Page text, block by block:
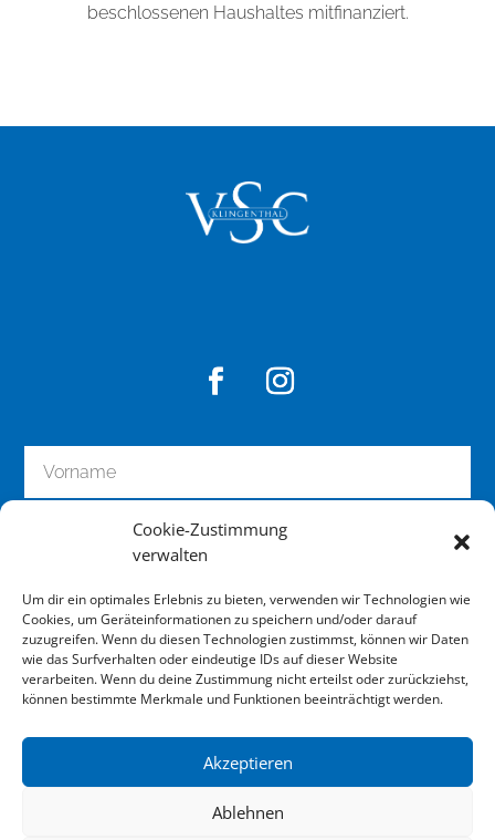
Cookie-Zustimmung
verwalten
Um dir ein optimales Erlebnis zu bieten, verwenden wir Technologien wie
Cookies, um Geräteinformationen zu speichern und/oder darauf
zuzugreifen. Wenn du diesen Technologien zustimmst, können wir Daten
wie das Surfverhalten oder eindeutige IDs auf dieser Website
verarbeiten. Wenn du deine Zustimmung nicht erteilst oder zurückziehst,
können bestimmte Merkmale und Funktionen beeinträchtigt werden.
Akzeptieren
Ablehnen
beschlossenen Haushaltes mitfinanziert.
zum Newsletter anmelden
Impressum